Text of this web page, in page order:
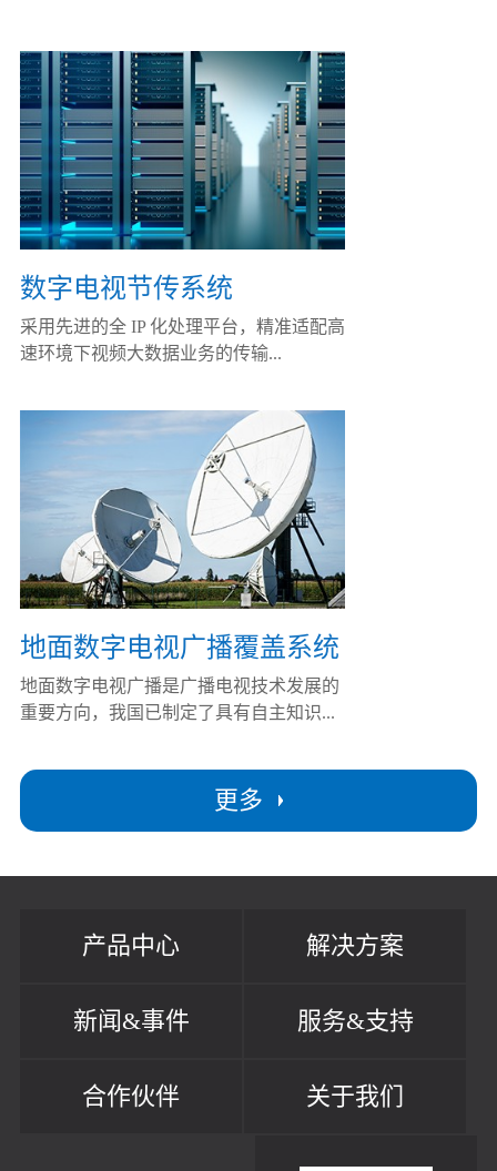
更多
数字电视节传系统
采用先进的全 IP 化处理平台，精准适配高
速环境下视频大数据业务的传输...
地面数字电视广播覆盖系统
地面数字电视广播是广播电视技术发展的
重要方向，我国已制定了具有自主知识...
产品中心 解决方案
新闻&事件 服务&支持
合作伙伴 关于我们